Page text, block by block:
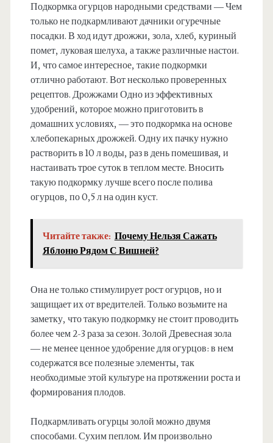
Подкормка огурцов народными средствами — Чем
только не подкармливают дачники огуречные
посадки. В ход идут дрожжи, зола, хлеб, куриный
помет, луковая шелуха, а также различные настои.
И, что самое интересное, такие подкормки
отлично работают. Вот несколько проверенных
рецептов. Дрожжами Одно из эффективных
удобрений, которое можно приготовить в
домашних условиях, — это подкормка на основе
хлебопекарных дрожжей. Одну их пачку нужно
растворить в 10 л воды, раз в день помешивая, и
настаивать трое суток в теплом месте. Вносить
такую подкормку лучше всего после полива
огурцов, по 0,5 л на один куст.
Читайте также: Почему Нельзя Сажать
Яблоню Рядом С Вишней?
Она не только стимулирует рост огурцов, но и
защищает их от вредителей. Только возьмите на
заметку, что такую подкормку не стоит проводить
более чем 2-3 раза за сезон. Золой Древесная зола
— не менее ценное удобрение для огурцов: в нем
содержатся все полезные элементы, так
необходимые этой культуре на протяжении роста и
формирования плодов.
Подкармливать огурцы золой можно двумя
способами. Сухим пеплом. Им произвольно